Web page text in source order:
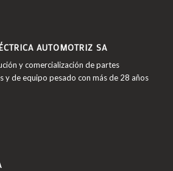
AUTOMOTRIZ SA
y comercialización de partes
y de equipo pesado con más de 28 años